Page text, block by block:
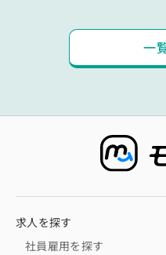
一
求人を探す
社員雇用を探す